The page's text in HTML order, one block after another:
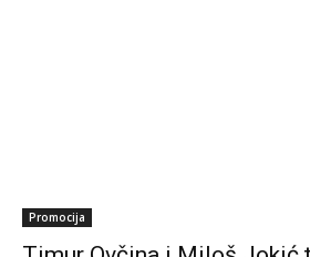
Promocija